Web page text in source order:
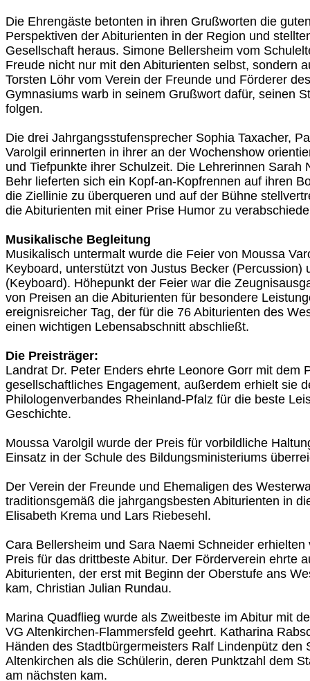
Die Ehrengäste betonten in ihren Grußworten die
Perspektiven der Abiturienten in der Region und
Gesellschaft heraus. Simone Bellersheim vom
Freude nicht nur mit den Abiturienten selbst, sondern
Torsten Löhr vom Verein der Freunde und Förderer
Gymnasiums warb in seinem Grußwort dafür, seinen
folgen.
Die drei Jahrgangsstufensprecher Sophia Taxacher,
Varolgil erinnerten in ihrer an der Wochenshow
und Tiefpunkte ihrer Schulzeit. Die Lehrerinnen Sarah
Behr lieferten sich ein Kopf-an-Kopfrennen auf ihren
die Ziellinie zu überqueren und auf der Bühne
die Abiturienten mit einer Prise Humor zu
Musikalische Begleitung
Musikalisch untermalt wurde die Feier von Moussa
Keyboard, unterstützt von Justus Becker (Percussion)
(Keyboard). Höhepunkt der Feier war die
von Preisen an die Abiturienten für besondere
ereignisreicher Tag, der für die 76 Abiturienten des
einen wichtigen Lebensabschnitt abschließt.
Die Preisträger:
Landrat Dr. Peter Enders ehrte Leonore Gorr mit dem
gesellschaftliches Engagement, außerdem erhielt sie
Philologenverbandes Rheinland-Pfalz für die beste
Geschichte.
Moussa Varolgil wurde der Preis für vorbildliche
Einsatz in der Schule des Bildungsministeriums
Der Verein der Freunde und Ehemaligen des
traditionsgemäß die jahrgangsbesten Abiturienten in
Elisabeth Krema und Lars Riebesehl.
Cara Bellersheim und Sara Naemi Schneider
Preis für das drittbeste Abitur. Der Förderverein ehrte
Abiturienten, der erst mit Beginn der Oberstufe ans
kam, Christian Julian Rundau.
Marina Quadflieg wurde als Zweitbeste im Abitur mit
VG Altenkirchen-Flammersfeld geehrt. Katharina
Händen des Stadtbürgermeisters Ralf Lindenpütz den
Altenkirchen als die Schülerin, deren Punktzahl dem
am nächsten kam.